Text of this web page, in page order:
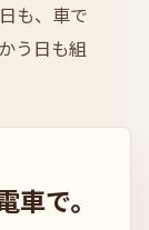
も、車で
う日も組
車で。